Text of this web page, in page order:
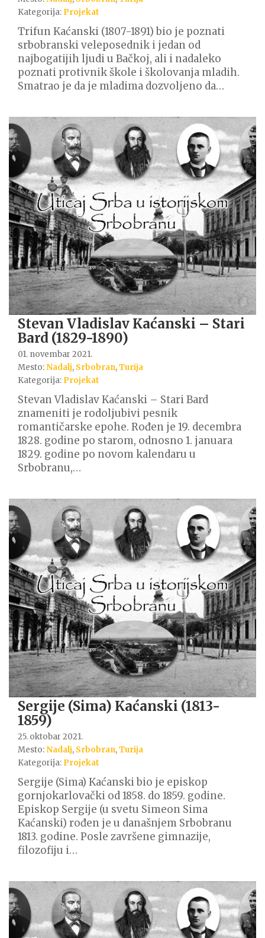
Kategorija: Projekat
Trifun Kaćanski (1807-1891) bio je poznati
srbobranski veleposednik i jedan od
najbogatijih ljudi u Bačkoj, ali i nadaleko
poznati protivnik škole i školovanja mladih.
Smatrao je da je mladima dozvoljeno da…
Stevan Vladislav Kaćanski – Stari
Bard (1829-1890)
01. novembar 2021.
Mesto:Nadalj, Srbobran,Turija
Kategorija: Projekat
Stevan Vladislav Kaćanski – Stari Bard
znameniti je rodoljubivi pesnik
romantičarske epohe. Rođen je 19. decembra
1828. godine po starom, odnosno 1. januara
1829. godine po novom kalendaru u
Srbobranu,…
Sergije (Sima) Kaćanski (1813-
1859)
25. oktobar 2021.
Mesto:Nadalj, Srbobran,Turija
Kategorija: Projekat
Sergije (Sima) Kaćanski bio je episkop
gornjokarlovački od 1858. do 1859. godine.
Episkop Sergije (u svetu Simeon Sima
Kaćanski) rođen je u današnjem Srbobranu
1813. godine. Posle završene gimnazije,
filozofiju i…